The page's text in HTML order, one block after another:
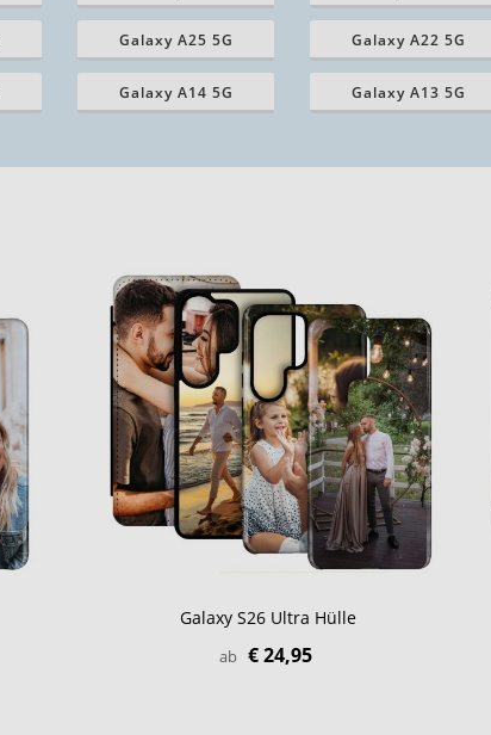
Galaxy A25 5G Galaxy A22 5G
Galaxy A14 5G Galaxy A13 5G
Galaxy S26 Ultra Hülle
ab € 24,95